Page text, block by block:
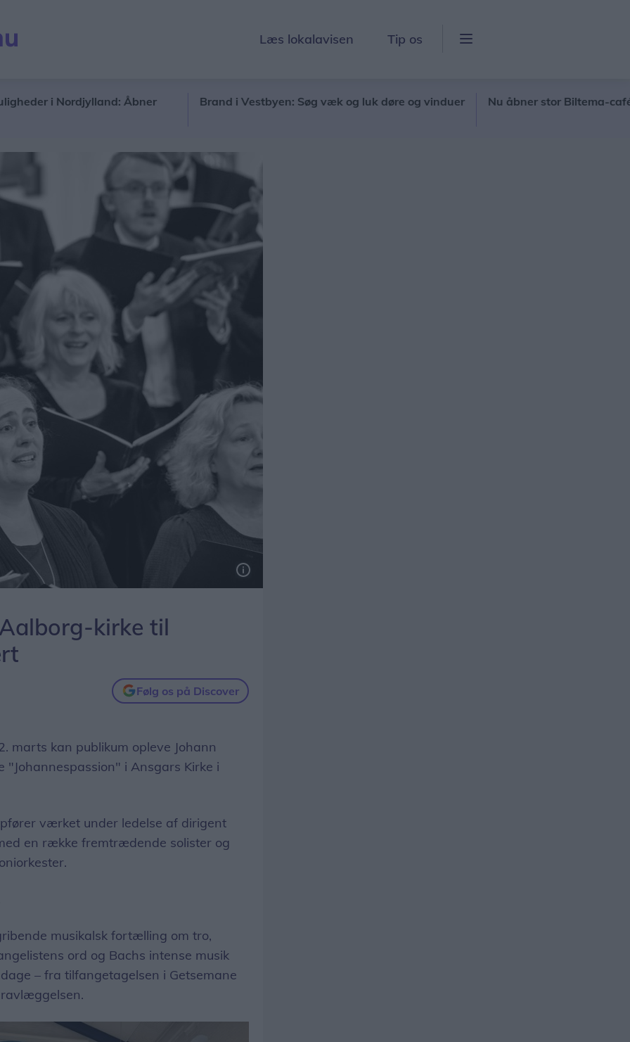
Læs lokalavisen Tip os
i Nordjylland: Åbner
Brand i Vestbyen: Søg væk og luk døre og vinduer Nu åbner stor Biltema-café
kirke til
Følg os på Discover
marts kan publikum opleve Johann
"Johannespassion" i Ansgars Kirke i
værket under ledelse af dirigent
en række fremtrædende solister og
musikalsk fortælling om tro,
ord og Bachs intense musik
– fra tilfangetagelsen i Getsemane